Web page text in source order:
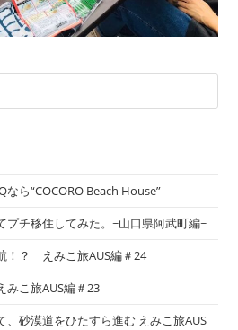
ら“COCORO Beach House”
プチ移住してみた。~山口県阿武町編~
！？ えみこ旅AUS編＃24
みこ旅AUS編＃23
、砂漠道をひたすら進む えみこ旅AUS